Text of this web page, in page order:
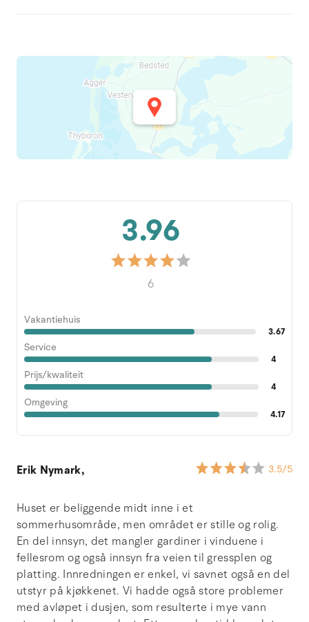
3.96
6
Vakantiehuis
3.67
Service
4
Prijs/kwaliteit
4
Omgeving
4.17
Erik Nymark, 3.5/5
Huset er beliggende midt inne i et
sommerhusområde, men området er stille og rolig.
En del innsyn, det mangler gardiner i vinduene i
fellesrom og også innsyn fra veien til gressplen og
platting. Innredningen er enkel, vi savnet også en del
utstyr på kjøkkenet. Vi hadde også store problemer
med avløpet i dusjen, som resulterte i mye vann